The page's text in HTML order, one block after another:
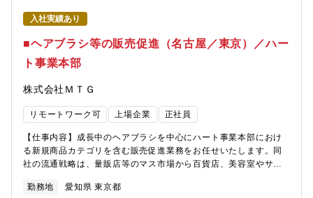
入社実績あり
■ヘアブラシ等の販売促進（名古屋／東京）／ハー
ト事業本部
株式会社ＭＴＧ
リモートワーク可 上場企業 正社員
【仕事内容】成長中のヘアブラシを中心にハート事業本部におけ
る新規商品カテゴリを含む販売促進業務をお任せいたします。同
社の流通戦略は、量販店等のマス市場から百貨店、美容室やサロ
ネルを抱えていることが特徴です。マルチチャネルにおける販促
勤務地 愛知県 東京都